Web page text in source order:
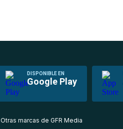
DISPONIBLE EN
Google Play
Otras marcas de GFR Media